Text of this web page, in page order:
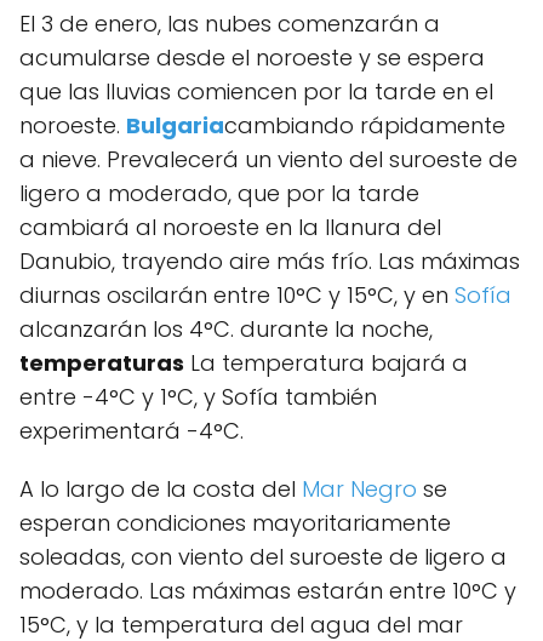
El 3 de enero, las nubes comenzarán a
acumularse desde el noroeste y se espera
que las lluvias comiencen por la tarde en el
noroeste. Bulgariacambiando rápidamente
a nieve. Prevalecerá un viento del suroeste de
ligero a moderado, que por la tarde
cambiará al noroeste en la llanura del
Danubio, trayendo aire más frío. Las máximas
diurnas oscilarán entre 10°C y 15°C, y en Sofía
alcanzarán los 4°C. durante la noche,
temperaturas La temperatura bajará a
entre -4°C y 1°C, y Sofía también
experimentará -4°C.
A lo largo de la costa del Mar Negro se
esperan condiciones mayoritariamente
soleadas, con viento del suroeste de ligero a
moderado. Las máximas estarán entre 10°C y
15°C, y la temperatura del agua del mar